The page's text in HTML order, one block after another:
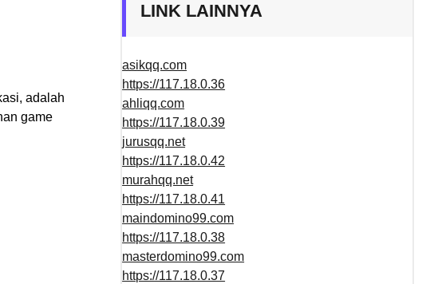
adalah
game
LINK LAINNYA
asikqq.com
https://117.18.0.36
ahliqq.com
https://117.18.0.39
jurusqq.net
https://117.18.0.42
murahqq.net
https://117.18.0.41
maindomino99.com
https://117.18.0.38
masterdomino99.com
https://117.18.0.37